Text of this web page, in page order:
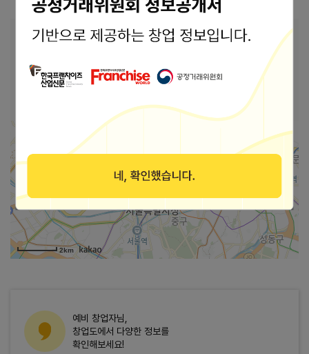
본사 안내
경기도 성남시 분당구 대왕판교로645번길 12 5
2km
예비 창업자님,
창업도에서 다양한 정보를
확인해보세요!